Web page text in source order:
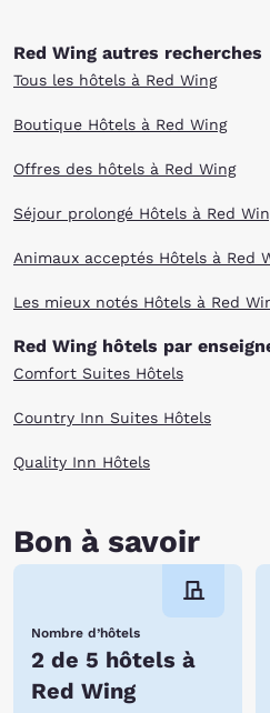
Red Wing autres recherches
Tous les hôtels à Red Wing
Boutique Hôtels à Red Wing
Offres des hôtels à Red Wing
Séjour prolongé Hôtels à Red
Animaux acceptés Hôtels à Red
Les mieux notés Hôtels à Red
Red Wing hôtels par
Comfort Suites Hôtels
Country Inn Suites Hôtels
Quality Inn Hôtels
Bon à savoir
Nombre d’hôtels
2 de 5 hôtels à
Red Wing